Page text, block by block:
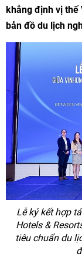
khẳng định vị thế
bản đồ du lịch
Lễ ký kết hợp
Hotels &
tiêu chuẩn du